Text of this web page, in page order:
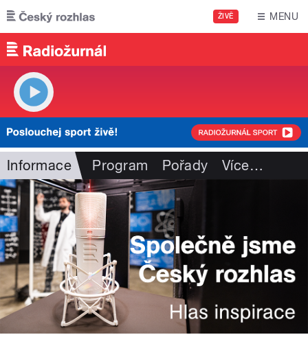
Přejít k hlavnímu obsahu
ŽIVĚ MENU
Informace Program Pořady Více…